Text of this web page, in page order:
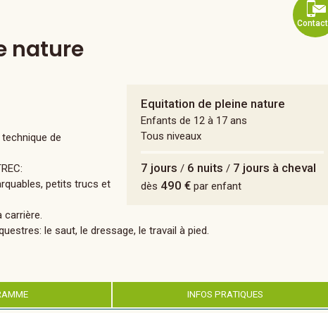
nature
Equitation de pleine nature
Enfants de 12 à 17 ans
Tous niveaux
7 jours / 6 nuits / 7 jours à cheval
dès 490 €par enfant
de
petits trucs et
carrière.
le saut, le dressage, le travail à pied.
INFOS PRATIQUES